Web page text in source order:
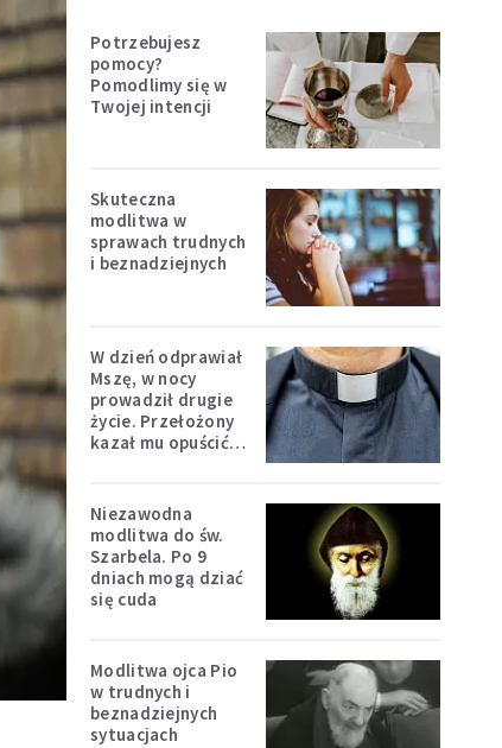
Potrzebujesz
pomocy?
Pomodlimy się w
Twojej intencji
Skuteczna
modlitwa w
sprawach trudnych
i beznadziejnych
W dzień odprawiał
Mszę, w nocy
prowadził drugie
życie. Przełożony
kazał mu opuścić
Niezawodna
modlitwa do św.
Szarbela. Po 9
dniach mogą dziać
się cuda
Modlitwa ojca Pio
w trudnych i
beznadziejnych
sytuacjach